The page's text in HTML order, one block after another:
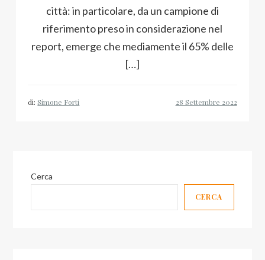
città: in particolare, da un campione di
riferimento preso in considerazione nel
report, emerge che mediamente il 65% delle
[…]
di:Simone Forti
Cerca
CERCA